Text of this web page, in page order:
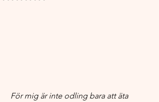
För mig är inte odling bara att äta